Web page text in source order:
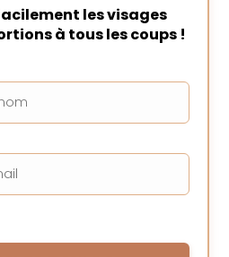
les visages
à tous les coups !